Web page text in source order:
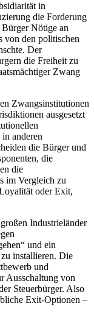
in
die Forderung
Nötige an
von den politischen
Der
die Freiheit zu
Zwang
Zwangsinstitutionen
ausgesetzt
anderen
die Bürger und
die
die
im Vergleich zu
oder Exit,
Industrieländer
und ein
installieren. Die
und
Ausschaltung von
Steuerbürger. Also
Exit-Optionen –